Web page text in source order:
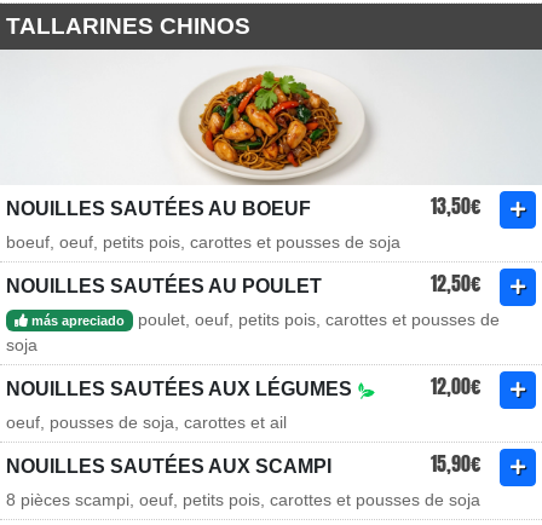
TALLARINES CHINOS
NOUILLES SAUTÉES AU BOEUF 13,50€
boeuf, oeuf, petits pois, carottes et pousses de soja
NOUILLES SAUTÉES AU POULET 12,50€
más apreciado
poulet, oeuf, petits pois, carottes et pousses de
soja
NOUILLES SAUTÉES AUX LÉGUMES 12,00€
oeuf, pousses de soja, carottes et ail
NOUILLES SAUTÉES AUX SCAMPI 15,90€
8 pièces scampi, oeuf, petits pois, carottes et pousses de soja